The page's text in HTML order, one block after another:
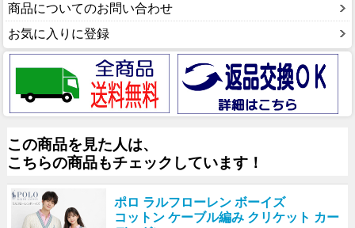
商品についてのお問い合わせ
お気に入りに登録
この商品を見た人は、
こちらの商品もチェックしています！
ポロ ラルフローレン ボーイズ
コットン ケーブル編み クリケット カー